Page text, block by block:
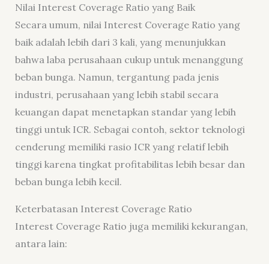
Nilai Interest Coverage Ratio yang Baik
Secara umum, nilai Interest Coverage Ratio yang
baik adalah lebih dari 3 kali, yang menunjukkan
bahwa laba perusahaan cukup untuk menanggung
beban bunga. Namun, tergantung pada jenis
industri, perusahaan yang lebih stabil secara
keuangan dapat menetapkan standar yang lebih
tinggi untuk ICR. Sebagai contoh, sektor teknologi
cenderung memiliki rasio ICR yang relatif lebih
tinggi karena tingkat profitabilitas lebih besar dan
beban bunga lebih kecil.
Keterbatasan Interest Coverage Ratio
Interest Coverage Ratio juga memiliki kekurangan,
antara lain: